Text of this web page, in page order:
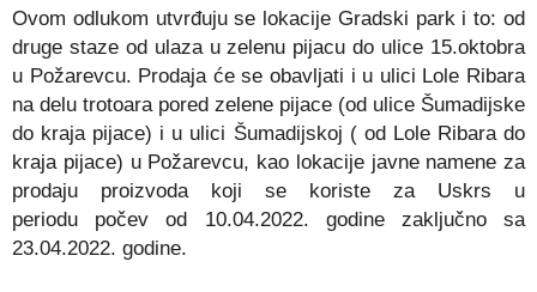
Ovom odlukom utvrđuju se lokacije Gradski park i to: od
druge staze od ulaza u zelenu pijacu do ulice 15.oktobra
u Požarevcu. Prodaja će se obavljati i u ulici Lole Ribara
na delu trotoara pored zelene pijace (od ulice Šumadijske
do kraja pijace) i u ulici Šumadijskoj ( od Lole Ribara do
kraja pijace) u Požarevcu, kao lokacijejavne namene za
prodaju proizvoda koji se koriste za Uskrs u
periodu počevod 10.04.2022. godine zaključno sa
23.04.2022. godine.